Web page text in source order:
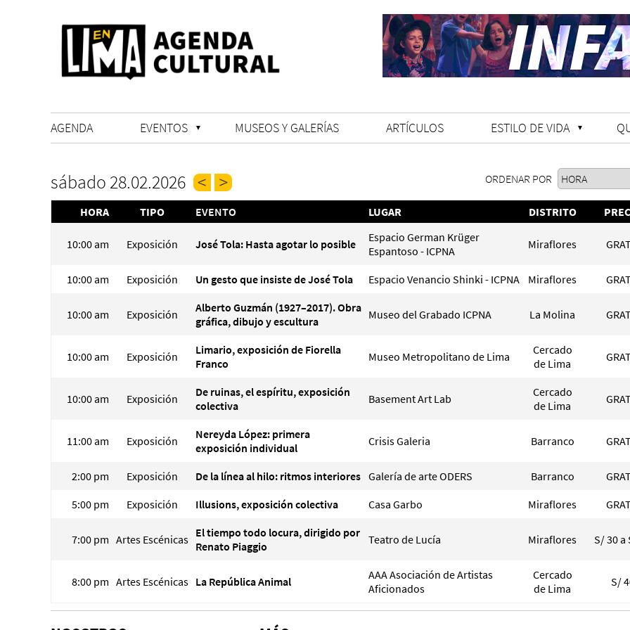
AGENDA EVENTOS MUSEOS Y GALERÍAS ARTÍCULOS ESTILO DE VIDA
sábado 28.02.2026 ORDENAR POR
HORA TIPO EVENTO LUGAR DISTRITO
10:00 am Exposición José Tola: Hasta agotar lo posible
Espacio German Krüger
Espantoso - ICPNA
Miraflores
10:00 am Exposición Un gesto que insiste de José Tola Espacio Venancio Shinki - ICPNA Miraflores
10:00 am Exposición
Alberto Guzmán (1927–2017). Obra
gráfica, dibujo y escultura
Museo del Grabado ICPNA La Molina
10:00 am Exposición
Limario, exposición de Fiorella
Franco
Museo Metropolitano de Lima
Cercado
de Lima
10:00 am Exposición
De ruinas, el espíritu, exposición
colectiva
Basement Art Lab
Cercado
de Lima
11:00 am Exposición
Nereyda López: primera
exposición individual
Crisis Galeria Barranco
2:00 pm Exposición De la línea al hilo: ritmos interiores Galería de arte ODERS Barranco
5:00 pm
Exposición Illusions, exposición colectiva Casa Garbo Miraflores
7:00 pm Artes Escénicas El tiempo todo locura, dirigido por
Renato Piaggio
Teatro de Lucía Miraflores S/ 30 a
8:00 pm Artes Escénicas La República Animal
AAA Asociación de Artistas
Aficionados
Cercado
de Lima
S/